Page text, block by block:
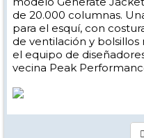
de 20.000 columnas.
para el esquí, con
de ventilación y
el equipo de
vecina Peak